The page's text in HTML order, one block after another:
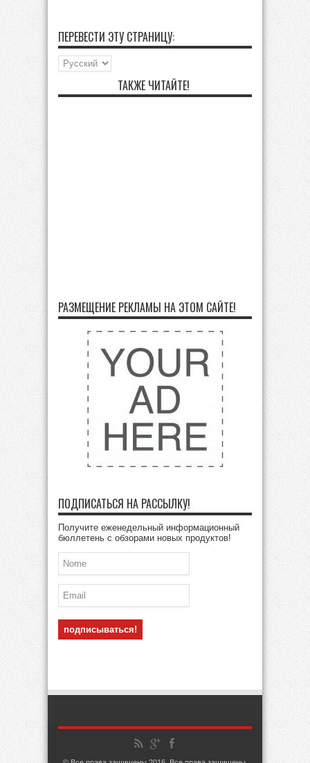
ПЕРЕВЕСТИ ЭТУ СТРАНИЦУ:
ТАКЖЕ ЧИТАЙТЕ!
РАЗМЕЩЕНИЕ РЕКЛАМЫ НА ЭТОМ САЙТЕ!
ПОДПИСАТЬСЯ НА РАССЫЛКУ!
Получите еженедельный информационный
бюллетень с обзорами новых продуктов!